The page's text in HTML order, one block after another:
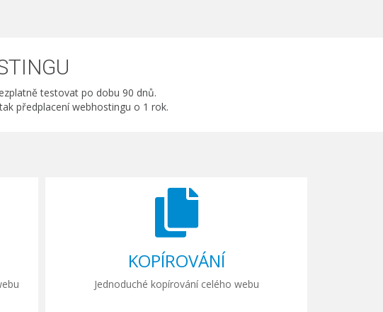
testovat po dobu 90 dnů.
předplacení webhostingu o 1 rok.
KOPÍROVÁNÍ
Jednoduché kopírování celého webu